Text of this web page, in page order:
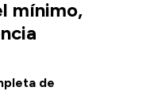
mínimo,
de